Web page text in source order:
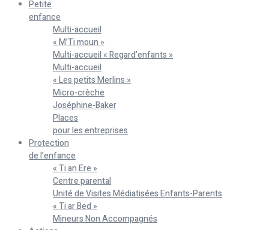
Petite
enfance
Multi-accueil
« M’Ti moun »
Multi-accueil « Regard’enfants »
Multi-accueil
« Les petits Merlins »
Micro-crèche
Joséphine-Baker
Places
pour les entreprises
Protection
de l’enfance
« Ti an Ere »
Centre parental
Unité de Visites Médiatisées Enfants-Parents
« Ti ar Bed »
Mineurs Non Accompagnés